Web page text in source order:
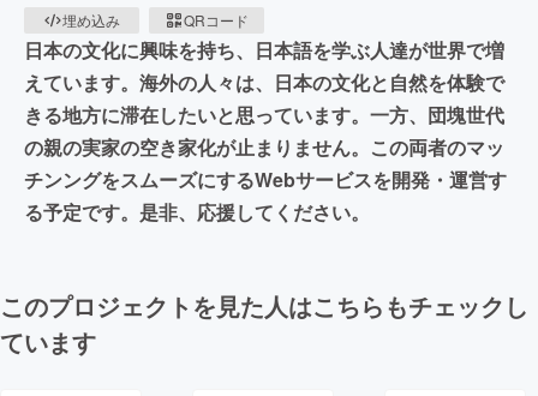
埋め込み
QRコード
日本の文化に興味を持ち、日本語を学ぶ人達が世界で増
えています。海外の人々は、日本の文化と自然を体験で
きる地方に滞在したいと思っています。一方、団塊世代
の親の実家の空き家化が止まりません。この両者のマッ
チンングをスムーズにするWebサービスを開発・運営す
る予定です。是非、応援してください。
このプロジェクトを見た人はこちらもチェックし
ています